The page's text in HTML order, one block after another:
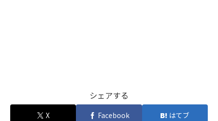
シェアする
X Facebook はてブ